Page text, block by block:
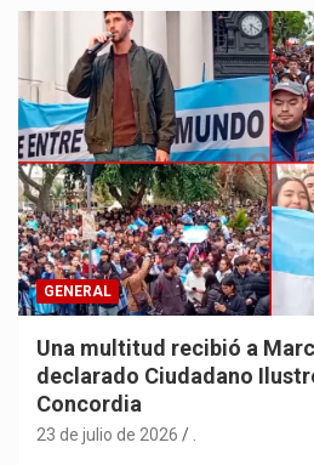
GENERAL
Una multitud recibió a
declarado Ciudadano
Concordia
23 de julio de 2026